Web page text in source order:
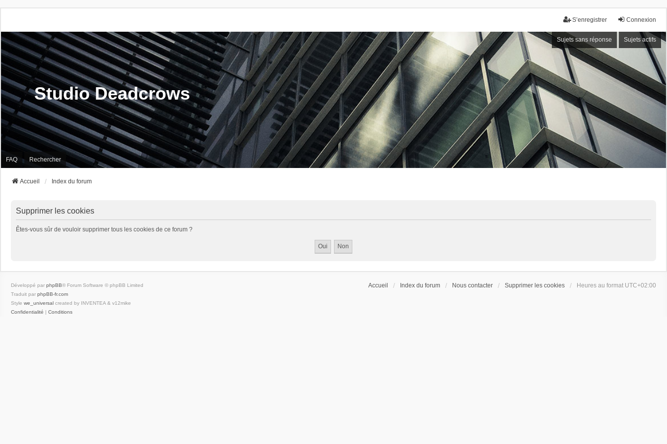
Connexion
S’enregistrer
Sujets sans réponse Sujets actifs
Studio Deadcrows
FAQ Rechercher
Accueil Index du forum
Supprimer les cookies
Êtes-vous sûr de vouloir supprimer tous les cookies de ce forum ?
Accueil Index du forum Nous contacter Supprimer les cookies Heures au format UTC+02:00
Développé par phpBB® Forum Software © phpBB Limited
Traduit par phpBB-fr.com
Style we_universal created by INVENTEA & v12mike
Confidentialité | Conditions